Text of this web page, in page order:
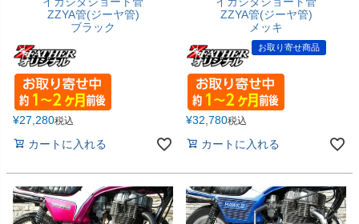
ZZYA管(ジーヤ管)
ブラック
¥27,280税込
カートに入れる
ZZYA管(ジーヤ管)
メッキ
お取り寄せ商品
¥32,780税込
カートに入れる